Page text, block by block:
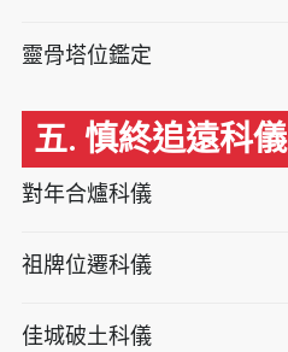
靈骨塔位鑑定
五. 慎終追遠科儀
對年合爐科儀
祖牌位遷科儀
佳城破土科儀